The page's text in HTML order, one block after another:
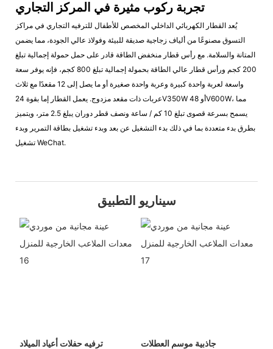
تجربة ركوب مثيرة في المركز التجاري
يُعد القطار الكهربائي الداخلي المخصص للأطفال للترفيه التجاري في مراكز
التسوق مصنوعًا من ألياف زجاجية صديقة للبيئة وفولاذ عالي الجودة، مما يضمن
المتانة والسلامة. مع رأس قطار منخفض الطاقة قادر على حمل حمولة إجمالية تبلغ
200 كجم ورأس قطار عالي الطاقة بحمولة إجمالية تبلغ 800 كجم، فإنه يوفر سعة
واسعة لعربة واحدة كبيرة وعربة واحدة صغيرة أو ما يصل إلى 12 مقعدًا مع ثلاث
عربات ذات مقعد مزدوج. يعمل القطار إما بقوة 24V350W أو 48V600W، مما
يسمح بسرعة قصوى تبلغ 10 كم / ساعة ونصف قطر دوران يبلغ 2.5 متر، ويتميز
بطرق بدء متعددة بما في ذلك بدء التشغيل عن بعد وبدء تشغيل بطاقة التمرير وبدء
تشغيل WeChat.
سيناريو التطبيق
ترفيه حفلات أعياد الميلاد جاذبية موسم العطلات